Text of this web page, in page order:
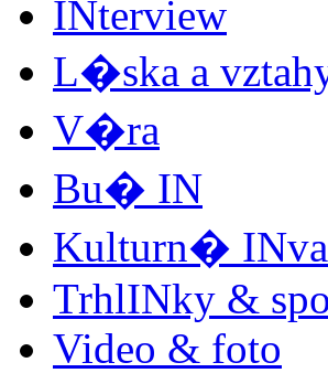
INterview
L�ska a
V�ra
Bu� IN
Kulturn�
TrhlINky &
Video & foto